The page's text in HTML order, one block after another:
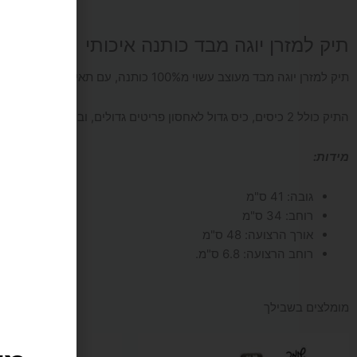
תיק למזרן יוגה מבד כותנה איכותי
תיק למזרן יוגה מבד מעוצב עשוי מ100% כותנה, עם תאים לאחסון ורצועה רחבה לכתף.
התיק כולל 2 כיסים, כיס גדול לאחסון פריטים גדולים, ובנוסף, כיס פנימי קטן עם רוכסן לפריטים קטנים.
מידות:
גובה:
41 ס"מ
רוחב:
34 ס"מ
אורך הרצועה: 48 ס"מ
רוחב הרצועה: 6.8 ס"מ.
מומלצים בשבילך